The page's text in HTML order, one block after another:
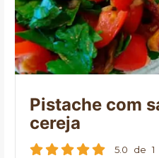
Pistache com
cereja
5.0 de 1